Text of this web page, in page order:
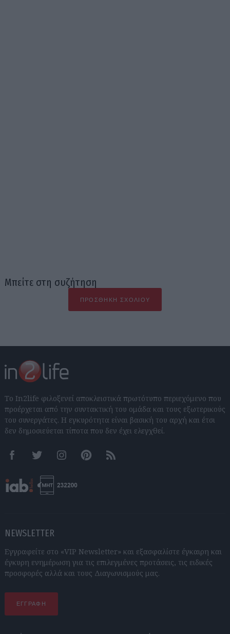
Μπείτε στη συζήτηση
ΠΡΟΣΘΉΚΗ ΣΧΟΛΊΟΥ
Το In2life φιλοξενεί αποκλειστικά πρωτότυπο περιεχόμενο που
προέρχεται από την συντακτική του ομάδα και τους εξωτερικούς
του συνεργάτες. Η εγκυρότητα είναι βασική του αρχή και έτσι
δεν δημοσιεύεται τίποτα που δεν έχει ελεγχθεί.
FacebookTwitter InstagramPinterestRSS feeds
NEWSLETTER
Εγγραφείτε στο «VIP Newsletter» και εξασφαλίστε έγκαιρη και
έγκυρη ενημέρωση για τις επιλεγμένες προτάσεις, τις ειδικές
προσφορές αλλά και τους Διαγωνισμούς μας.
ΕΓΓΡΑΦΗ